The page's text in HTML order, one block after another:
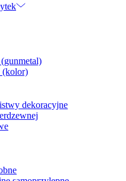
(kolor)
dekoracyjne